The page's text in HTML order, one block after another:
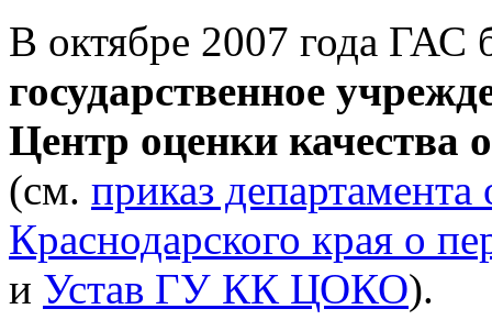
В октябре 2007 года ГАС
государственное
Центр оценки
(см. приказ
Краснодарского края о
и Устав ГУ КК ЦОКО).